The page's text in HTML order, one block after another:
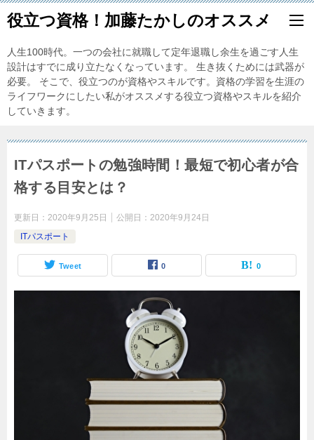
役立つ資格！加藤たかしのオススメ
人生100時代。一つの会社に就職して定年退職し余生を過ごす人生
設計はすでに成り立たなくなっています。 生き抜くためには武器が
必要。 そこで、役立つのが資格やスキルです。資格の学習を生涯の
ライフワークにしたい私がオススメする役立つ資格やスキルを紹介
していきます。
ITパスポートの勉強時間！最短で初心者が合
格する目安とは？
更新日： 2020年9月25日 公開日： 2020年9月24日
ITパスポート
Tweet 0 0